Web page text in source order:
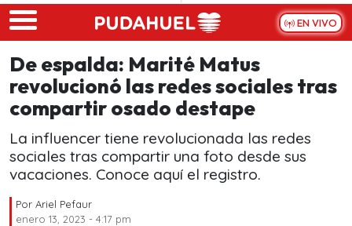
Skip to main content
EN VIVO
De espalda: Marité Matus
revolucionó las redes sociales tras
compartir osado destape
La influencer tiene revolucionada las redes
sociales tras compartir una foto desde sus
vacaciones. Conoce aquí el registro.
Por Ariel Pefaur
enero 13, 2023 - 4:17 pm